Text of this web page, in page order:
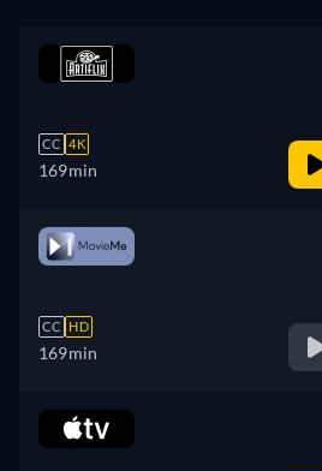
CC 4K
169min
CC HD
169min